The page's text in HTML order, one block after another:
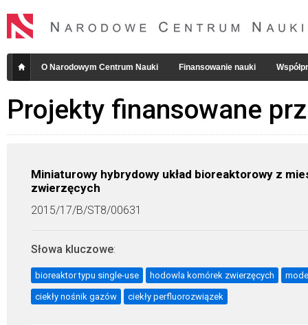
O Narodowym Centrum Nauki Finansowanie nauki
Projekty finansowane
Miniaturowy hybrydowy układ bioreaktorowy z
zwierzęcych
2015/17/B/ST8/00631
Słowa kluczowe:
bioreaktor typu single-use hodowla komórek zwierzęcych
ciekły nośnik gazów ciekły perfluorozwiązek